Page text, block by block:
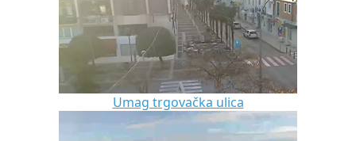
Umag trgovačka ulica